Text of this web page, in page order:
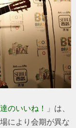
のいいね！ 」は、
により会期が異な